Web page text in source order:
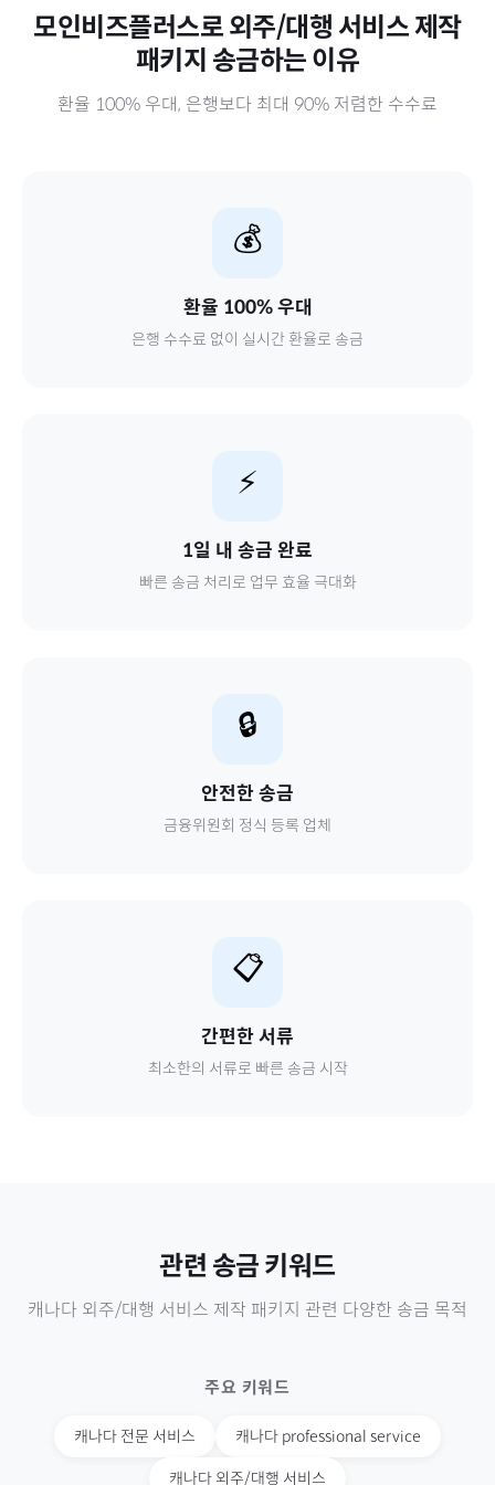
모인비즈플러스로 외주/대행 서비스 제작
패키지 송금하는 이유
환율 100% 우대, 은행보다 최대 90% 저렴한 수수료
💰
환율 100% 우대
은행 수수료 없이 실시간 환율로 송금
⚡
1일 내 송금 완료
빠른 송금 처리로 업무 효율 극대화
🔒
안전한 송금
금융위원회 정식 등록 업체
📋
간편한 서류
최소한의 서류로 빠른 송금 시작
관련 송금 키워드
캐나다 외주/대행 서비스 제작 패키지 관련 다양한 송금 목적
주요 키워드
캐나다 전문 서비스 캐나다 professional service
캐나다 외주/대행 서비스